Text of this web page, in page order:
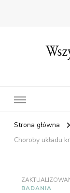
Strona główna
Choroby układu
BADANIA